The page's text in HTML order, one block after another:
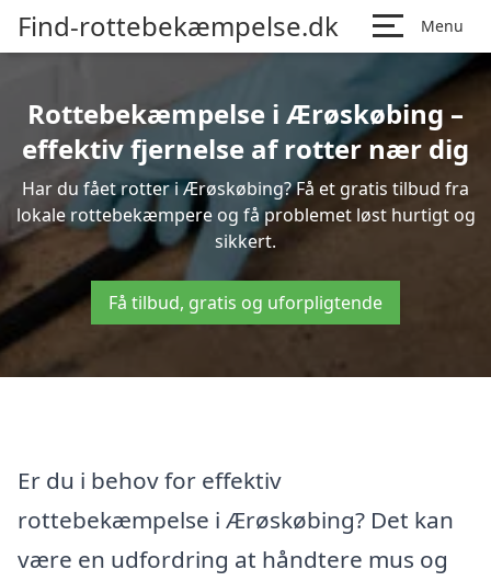
Find-rottebekæmpelse.dk Menu
Rottebekæmpelse i Ærøskøbing –
effektiv fjernelse af rotter nær dig
Har du fået rotter i Ærøskøbing? Få et gratis tilbud fra
lokale rottebekæmpere og få problemet løst hurtigt og
sikkert.
Få tilbud, gratis og uforpligtende
Er du i behov for effektiv
rottebekæmpelse i Ærøskøbing? Det kan
være en udfordring at håndtere mus og